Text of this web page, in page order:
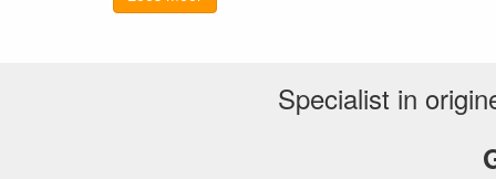
Specialist in